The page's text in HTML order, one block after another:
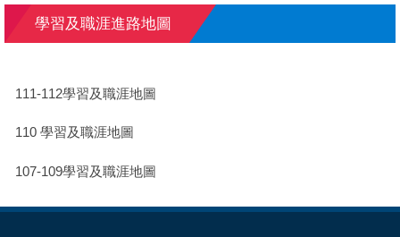
學習及職涯進路地圖
111-112學習及職涯地圖
110 學習及職涯地圖
107-109學習及職涯地圖